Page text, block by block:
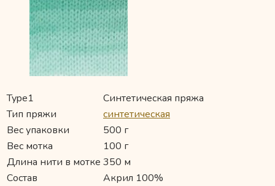
Type1
Синтетическая пряжа
Тип пряжи
синтетическая
Вес упаковки
500 г
Вес мотка
100 г
Длина нити в мотке 350 м
Состав
Акрил 100%